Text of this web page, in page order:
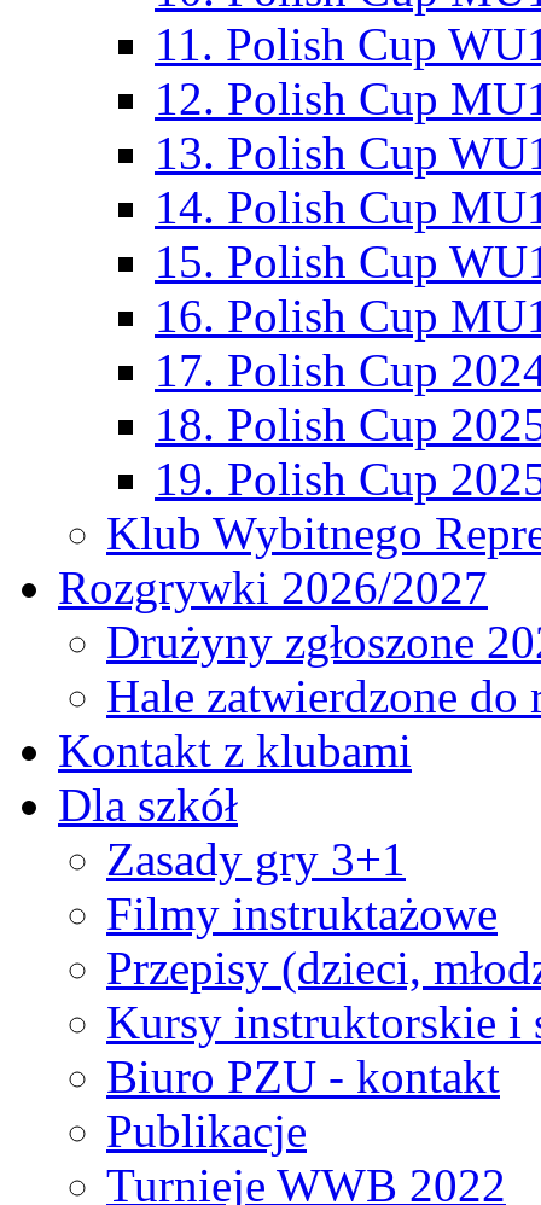
11. Polish Cup
12. Polish Cup
13. Polish Cup
14. Polish Cup
15. Polish Cup
16. Polish Cup
17. Polish Cup
18. Polish Cup
19. Polish Cup
Klub Wybitnego
Rozgrywki 2026/2027
Drużyny zgłoszone
Hale zatwierdzone
Kontakt z klubami
Dla szkół
Zasady gry 3+1
Filmy instruktażowe
Przepisy (dzieci,
Kursy instruktorskie i
Biuro PZU - kontakt
Publikacje
Turnieje WWB 2022